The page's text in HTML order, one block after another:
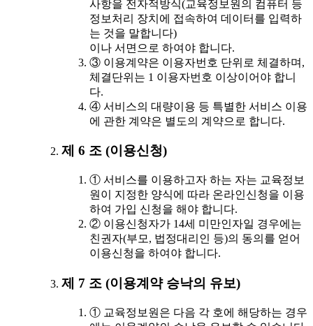
사항을 전자적방식(교육정보원의 컴퓨터 등
정보처리 장치에 접속하여 데이터를 입력하
는 것을 말합니다)
이나 서면으로 하여야 합니다.
③ 이용계약은 이용자번호 단위로 체결하며,
체결단위는 1 이용자번호 이상이어야 합니
다.
④ 서비스의 대량이용 등 특별한 서비스 이용
에 관한 계약은 별도의 계약으로 합니다.
제 6 조 (이용신청)
① 서비스를 이용하고자 하는 자는 교육정보
원이 지정한 양식에 따라 온라인신청을 이용
하여 가입 신청을 해야 합니다.
② 이용신청자가 14세 미만인자일 경우에는
친권자(부모, 법정대리인 등)의 동의를 얻어
이용신청을 하여야 합니다.
제 7 조 (이용계약 승낙의 유보)
① 교육정보원은 다음 각 호에 해당하는 경우